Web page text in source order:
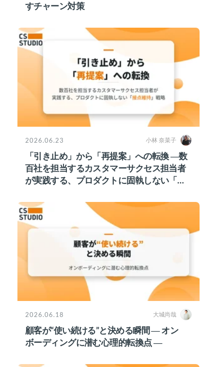
すチャーン対策
2026.06.23 小林 奈菜子
「引き止め」から「再提案」への転換 ―数
百社を担当するカスタマーサクセス担当者
が実践する、プロダクトに固執しない「接
2026.06.18 大城尚哉
顧客が“使い続ける”と決める瞬間 ― オン
ボーディングに潜む心理的転換点 ―